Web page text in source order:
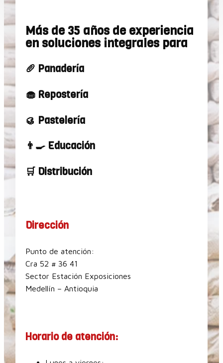
Más de 35 años de experiencia
en soluciones integrales para
🥖 Panadería
🧁 Repostería
🥮 Pastelería
👨‍🍳 Educación
🛒 Distribución
Dirección
Punto de atención:
Cra 52 # 36 41
Sector Estación Exposiciones
Medellín – Antioquia
Horario de atención: